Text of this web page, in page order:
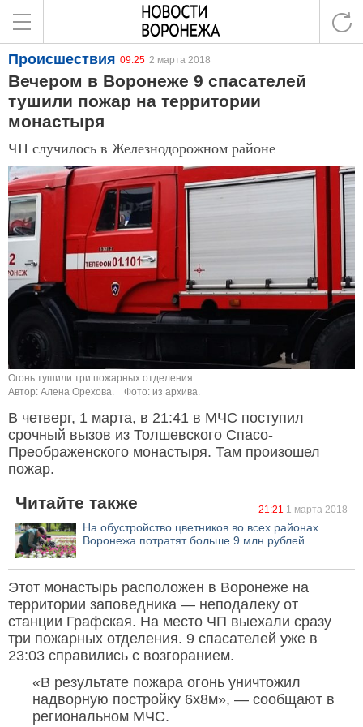
Происшествия 09:25 2 марта 2018
Вечером в Воронеже 9 спасателей
тушили пожар на территории
монастыря
ЧП случилось в Железнодорожном районе
Огонь тушили три пожарных отделения.
Автор: Алена Орехова.
Фото: из архива.
В четверг, 1 марта, в 21:41 в МЧС поступил
срочный вызов из Толшевского Спасо-
Преображенского монастыря. Там произошел
пожар.
Читайте также 21:21 1 марта 2018
На обустройство цветников во всех районах
Воронежа потратят больше 9 млн рублей
Этот монастырь расположен в Воронеже на
территории заповедника — неподалеку от
станции Графская. На место ЧП выехали сразу
три пожарных отделения. 9 спасателей уже в
23:03 справились с возгоранием.
«В результате пожара огонь уничтожил
надворную постройку 6х8м», — сообщают в
региональном МЧС.